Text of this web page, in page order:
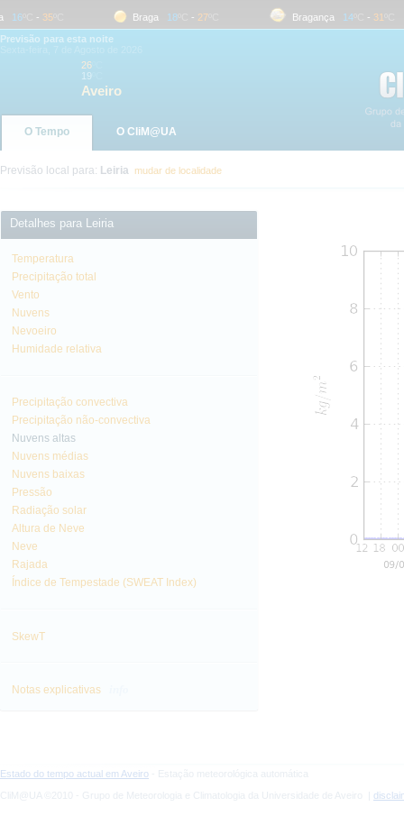
ºC- 35 ºC Braga 18 ºC- 27 ºC Bragança 14 ºC- 31 ºC
Previsão para esta noite
26
19
Aveiro
O Tempo O CliM@UA
Previsão local para: Leiria mudar de localidade
Detalhes para Leiria
Temperatura
Precipitação total
Vento
Nuvens
Nevoeiro
Humidade relativa
Precipitação convectiva
Precipitação não-convectiva
Nuvens altas
Nuvens médias
Nuvens baixas
Pressão
Radiação solar
Altura de Neve
Neve
Rajada
Índice de Tempestade (SWEAT Index)
SkewT
Notas explicativas
Estado do tempo actual em Aveiro - Estação meteorológica automática
CliM@UA ©2010 - Grupo de Meteorologia e Climatologia da Universidade de Aveiro |